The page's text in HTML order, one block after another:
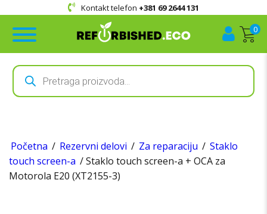
Kontakt telefon +381 69 2644 131
0
Products
search
Početna / Rezervni delovi / Za reparaciju / Staklo
touch screen-a / Staklo touch screen-a + OCA za
Motorola E20 (XT2155-3)